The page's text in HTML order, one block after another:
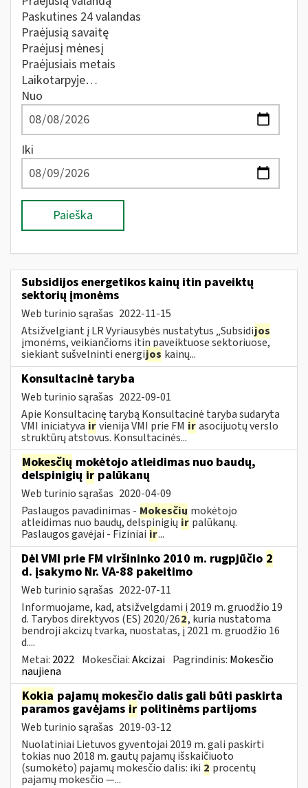
Paskutines 24 valandas
Praėjusią savaitę
Praėjusį mėnesį
Praėjusiais metais
Laikotarpyje…
Nuo
Iki
Paieška
Subsidijos energetikos kainų itin paveiktų
sektorių įmonėms
Web turinio sąrašas 2022-11-15
Atsižvelgiant į LR Vyriausybės nustatytus „Subsidijos
įmonėms, veikiančioms itin paveiktuose sektoriuose,
siekiant sušvelninti energijos kainų...
Konsultacinė taryba
Web turinio sąrašas 2022-09-01
Apie Konsultacinę tarybą Konsultacinė taryba sudaryta
VMI iniciatyva irvienija VMI prie FM irasocijuotų verslo
struktūrų atstovus. Konsultacinės...
Mokesčių mokėtojo atleidimas nuo baudų,
delspinigių ir palūkanų
Web turinio sąrašas 2020-04-09
Paslaugos pavadinimas - Mokesčių mokėtojo
atleidimas nuo baudų, delspinigiųir palūkanų.
Paslaugos gavėjai - Fiziniai ir...
Dėl VMI prie FM viršininko 2010 m. rugpjūčio 2
d. įsakymo Nr. VA-88 pakeitimo
Web turinio sąrašas 2022-07-11
Informuojame, kad, atsižvelgdami į 2019 m. gruodžio 19
d. Tarybos direktyvos (ES) 2020/262, kuria nustatoma
bendroji akcizų tvarka, nuostatas, į 2021 m. gruodžio 16
d....
Metai: 2022 Mokesčiai:Akcizai Pagrindinis: Mokesčio
naujiena
Kokia pajamų mokesčio dalis gali būti paskirta
paramos gavėjams ir politinėms partijoms
Web turinio sąrašas 2019-03-12
Nuolatiniai Lietuvos gyventojai 2019 m. gali paskirti
tokias nuo 2018 m. gautų pajamų išskaičiuoto
(sumokėto) pajamų mokesčio dalis: iki 2 procentų
pajamų mokesčio —...